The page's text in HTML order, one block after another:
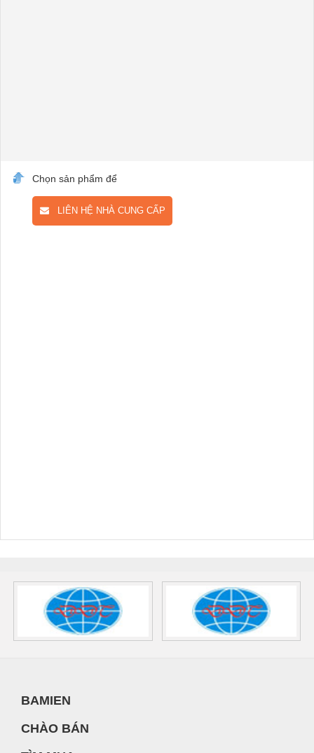
Chọn sản phẩm để
LIÊN HỆ NHÀ CUNG CẤP
BAMIEN
CHÀO BÁN